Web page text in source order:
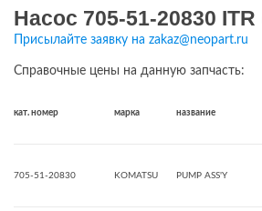
Насос 705-51-20830 ITR
Присылайте заявку на zakaz@neopart.ru
Справочные цены на данную запчасть:
кат. номер марка название
705-51-20830 KOMATSU PUMP ASS'Y